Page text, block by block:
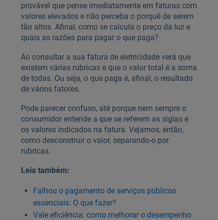
provável que pense imediatamente em faturas com
valores elevados e não perceba o porquê de serem
tão altos. Afinal, como se calcula o preço da luz e
quais as razões para pagar o que paga?
Ao consultar a sua fatura de eletricidade verá que
existem várias rubricas e que o valor total é a soma
de todas. Ou seja, o que paga é, afinal, o resultado
de vários fatores.
Pode parecer confuso, até porque nem sempre o
consumidor entende a que se referem as siglas e
os valores indicados na fatura. Vejamos, então,
como desconstruir o valor, separando-o por
rubricas.
Leia também:
Falhou o pagamento de serviços públicos
essenciais: O que fazer?
Vale eficiência: como melhorar o desempenho